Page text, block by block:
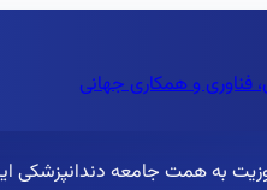
فناوری و همکاری جهانی
به همت جامعه دندانپزشکی